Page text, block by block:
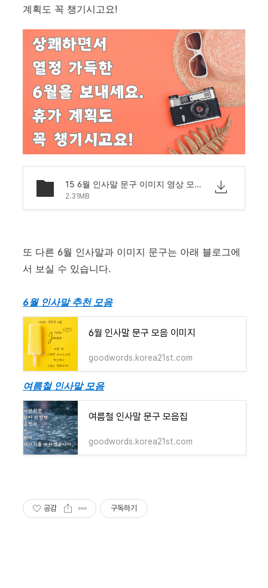
계획도 꼭 챙기시고요!
15 6월 인사말 문구 이미지 영상 모음 문자 안부.png
2.31MB
또 다른 6월 인사말과 이미지 문구는 아래 블로그에
서 보실 수 있습니다.
6월 인사말 추천 모음
6월 인사말 문구 모음 이미지
goodwords.korea21st.com
여름철 인사말 모음
여름철 인사말 문구 모음집
goodwords.korea21st.com
공감 구독하기